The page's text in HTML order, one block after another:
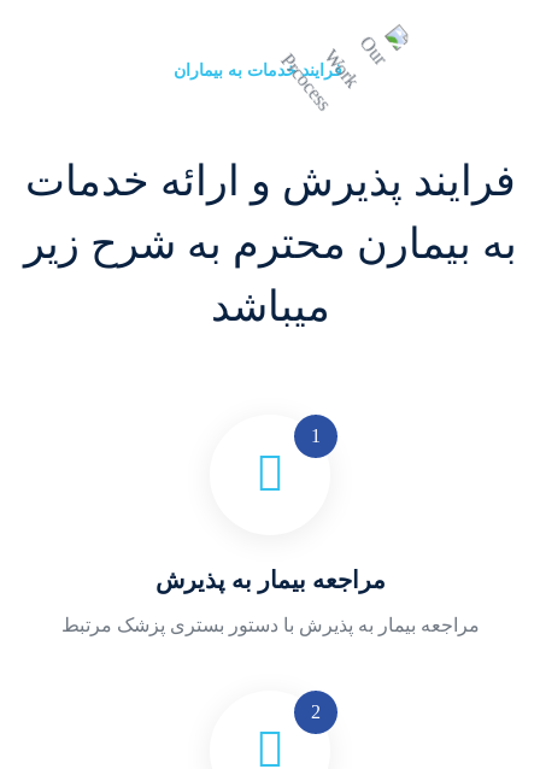
فرایند خدمات به بیماران
فرایند پذیرش و ارائه خدمات
به بیمارن محترم به شرح زیر
میباشد
مراجعه بیمار به پذیرش
مراجعه بیمار به پذیرش با دستور بستری پزشک مرتبط